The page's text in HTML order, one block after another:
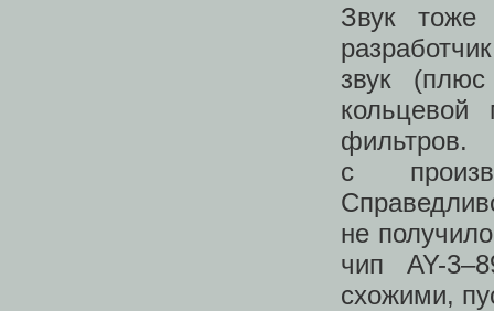
Звук
звук
кольцевой
с
не
чип AY-
схожими,